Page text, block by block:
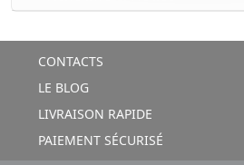
CONTACTS
LE BLOG
LIVRAISON RAPIDE
PAIEMENT SÉCURISÉ